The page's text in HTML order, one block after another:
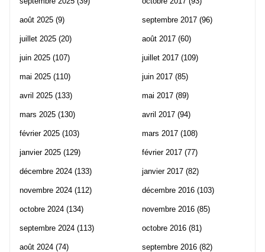
août 2025 (9)
juillet 2025 (20)
juin 2025 (107)
mai 2025 (110)
avril 2025 (133)
mars 2025 (130)
février 2025 (103)
janvier 2025 (129)
décembre 2024 (133)
novembre 2024 (112)
octobre 2024 (134)
septembre 2024 (113)
août 2024 (74)
septembre 2017 (96)
août 2017 (60)
juillet 2017 (109)
juin 2017 (85)
mai 2017 (89)
avril 2017 (94)
mars 2017 (108)
février 2017 (77)
janvier 2017 (82)
décembre 2016 (103)
novembre 2016 (85)
octobre 2016 (81)
septembre 2016 (82)